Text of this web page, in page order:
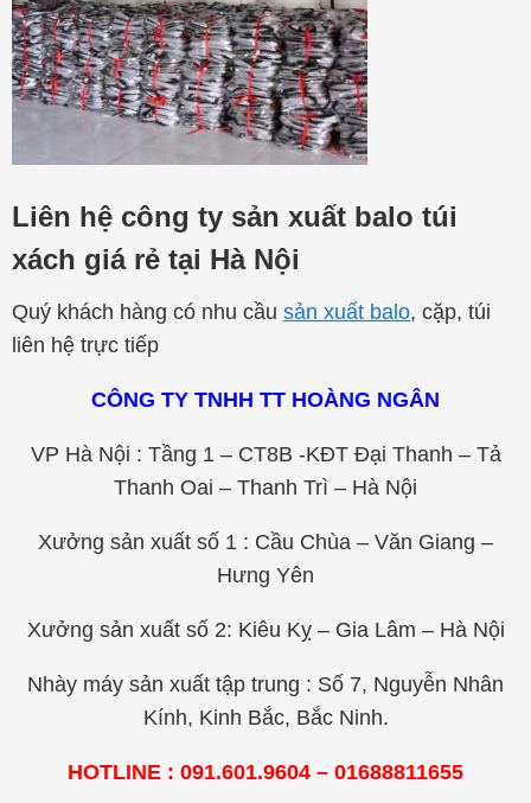
Liên hệ công ty sản xuất balo túi
xách giá rẻ tại Hà Nội
Quý khách hàng có nhu cầu sản xuất balo, cặp, túi
liên hệ trực tiếp
CÔNG TY TNHH TT HOÀNG NGÂN
VP Hà Nội : Tầng 1 – CT8B -KĐT Đại Thanh – Tả
Thanh Oai – Thanh Trì – Hà Nội
Xưởng sản xuất số 1 : Cầu Chùa – Văn Giang –
Hưng Yên
Xưởng sản xuất số 2: Kiêu Kỵ – Gia Lâm – Hà Nội
Nhày máy sản xuất tập trung : Số 7, Nguyễn Nhân
Kính, Kinh Bắc, Bắc Ninh.
HOTLINE : 091.601.9604 – 01688811655